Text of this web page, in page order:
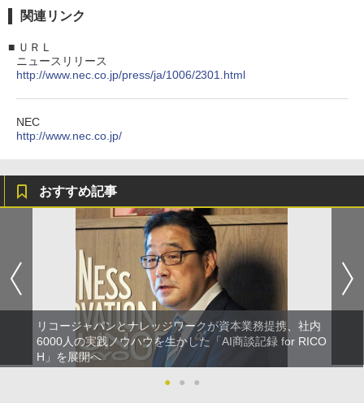
関連リンク
■ ＵＲＬ
ニュースリリース
http://www.nec.co.jp/press/ja/1006/2301.html
NEC
http://www.nec.co.jp/
おすすめ記事
リコージャパンとナレッジワークが資本業務提携、社内
6000人の実践ノウハウを生かした「AI商談記録 for RICO
H」を展開へ
●
● ●